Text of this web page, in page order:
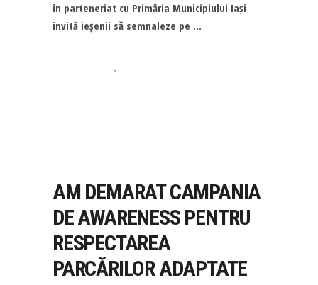
în parteneriat cu Primăria Municipiului Iași
invită ieșenii să semnaleze pe
AM DEMARAT CAMPANIA
DE AWARENESS PENTRU
RESPECTAREA
PARCĂRILOR ADAPTATE